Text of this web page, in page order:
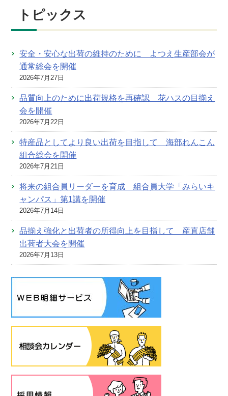
トピックス
安全・安心な出荷の維持のために よつえ生産部会が
通常総会を開催
2026年7月27日
品質向上のために出荷規格を再確認 花ハスの目揃え
会を開催
2026年7月22日
特産品としてより良い出荷を目指して 海部れんこん
組合総会を開催
2026年7月21日
将来の組合員リーダーを育成 組合員大学「みらいキ
ャンパス」第1講を開催
2026年7月14日
品揃え強化と出荷者の所得向上を目指して 産直店舗
出荷者大会を開催
2026年7月13日